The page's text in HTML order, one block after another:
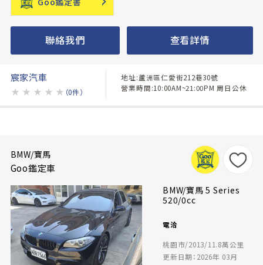
聯絡我們 查看詳情
宸家汽車
★ ★ ★ ★ ★ （0件）
地址:蘆洲區仁愛街212巷30號
營業時間:10:00AM~21:00PM 周日公休
BMW/寶馬
Goo鑑定車
BMW/寶馬 5 Series
520/0cc
電洽
桃園市/2013/11.8萬公里
更新日期：2026年 03月